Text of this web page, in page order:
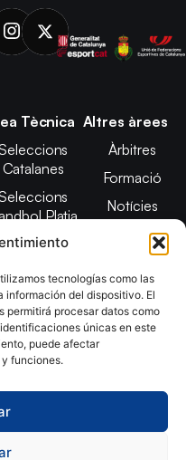
tecnologías como las
información del dispositivo. El
permitirá procesar datos como
únicas en este
puede afectar
funciones.
Tècnica
Catalanes
Platja
CATH
Promoció
Altres àrees
Àrbitres
Formació
Notícies
Adreces de
contacte
d´Handbol. Desarrollado